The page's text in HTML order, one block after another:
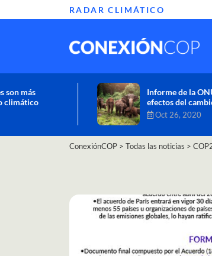
RADAR CLIMÁTICO
Informe de la ONU alerta
efectos del cambio climático
Oct 26, 2020
ConexiónCOP > Todas las noticias >